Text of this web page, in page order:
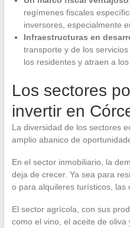
regímenes fiscales
inversores, especialmente
Infraestructuras en
transporte y de los
los residentes y atraen a
Los sectores
invertir en
La diversidad de los sectores
amplio abanico de
En el sector inmobiliario, la
deja de crecer. Ya sea para
o para alquileres turísticos, las
El sector agrícola, con sus
como el vino, el aceite de